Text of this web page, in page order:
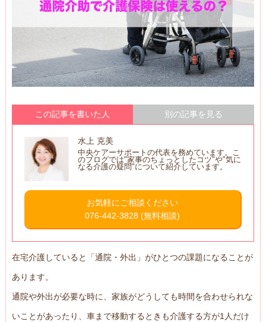
この記事を書いた人 別の記事を見る
水上 克美
中央ケアーサポートの代表を務めています。こ
のブログでは"家事のちょっとしたコツ"や"気に
なる介護の疑問"について紹介しています。
お気軽にご相談ください
076-442-3828 (無料相談)
在宅介護していると「通院・外出」がひとつの課題になることが
あります。
通院や外出が必要な時に、家族がどうしても時間を合わせられな
いことがあったり、車まで移動するときも介護する方が1人だけ